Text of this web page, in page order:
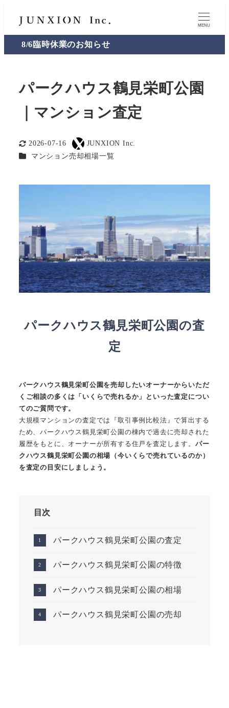
MENU
8/6臨時休業のお知らせ
パークハウス鶴見栄町公園
｜マンション査定
更新日
2026-07-16
著
者
JUNXION Inc.
カテゴリー
マンション売却相場一覧
パークハウス鶴見栄町公園の査
定
パークハウス鶴見栄町公園を売却したいオーナーからいただ
くご相談の多くは「いくらで売れるか」といった査定につい
てのご質問です。
大規模マンションの査定では『取引事例比較法』で算出する
ため、パークハウス鶴見栄町公園の棟内で過去に売却された
履歴をもとに、オーナーが所有する住戸を査定します。 パー
クハウス鶴見栄町公園の相場（今いくらで売れているのか）
を査定の目安にしましょう。
目次
パークハウス鶴見栄町公園の査定
パークハウス鶴見栄町公園の特徴
パークハウス鶴見栄町公園の相場
パークハウス鶴見栄町公園の売却